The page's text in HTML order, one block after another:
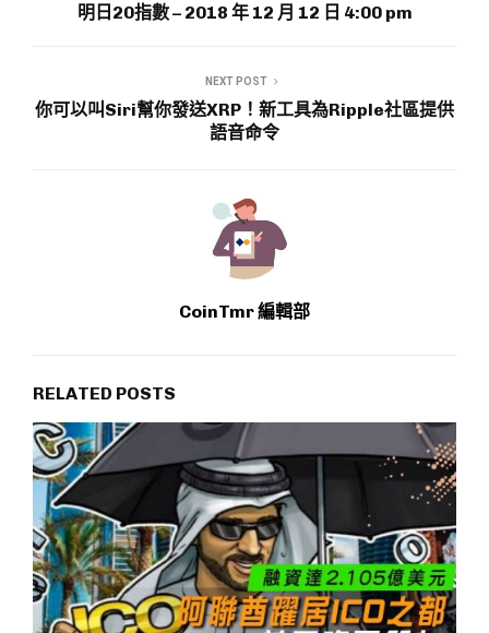
明日20指數 – 2018 年 12 月 12 日 4:00 pm
NEXT POST
你可以叫Siri幫你發送XRP！新工具為Ripple社區提供
語音命令
CoinTmr 編輯部
RELATED POSTS